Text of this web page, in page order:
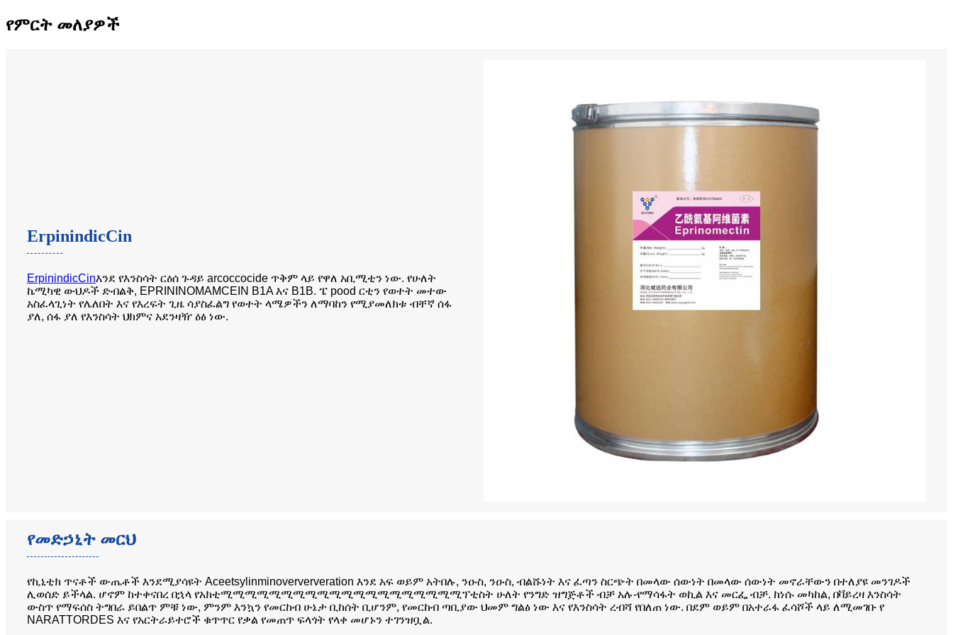
የምርት መለያዎች
ErpinindicCin
ErpinindicCinእንደ የእንስሳት ርዕሰ ጉዳይ arcoccocide ጥቅም ላይ የዋለ አቢሚቲን ነው. የሁለት
ኬሚካዊ ውህዶች ድብልቅ, EPRININOMAMCEIN B1A እና B1B. ፔ pood ርቲን የወተት መተው
አስፈላጊነት የሌለበት እና የእረፍት ጊዜ ሳያስፈልግ የወተት ላሜዎችን ለማባከን የሚያመለክቱ ብቸኛ ሰፋ
ያለ, ሰፋ ያለ የእንስሳት ህክምና አደንዛዥ ዕፅ ነው.
የመድኃኒት መርህ
የኪኒቲክ ጥናቶች ውጤቶች እንደሚያሳዩት Aceetsylinminoverververation እንደ አፍ ወይም አትበሉ, ንዑስ, ንዑስ, ብልሹነት እና ፈጣን ስርጭት በመላው ሰውነት በመላው ሰውነት መኖራቸውን በተለያዩ መንገዶች
ሊወሰድ ይችላል. ሆኖም ከተቀናበረ በኋላ የአክቲሚሚሚሚሚሚሚሚሚሚሚሚሚሚሚሚሚሚሚሚፕቲስት ሁለት የንግድ ዝግጅቶች ብቻ አሉ-የማሳፋት ወኪል እና መርፌ ብቻ. ከነሱ መካከል, በቫይረዛ እንስሳት
ውስጥ የማፍሰስ ትግበራ ይበልጥ ምቹ ነው, ምንም እንኳን የመርከብ ሁኔታ ቢከሰት ቢሆንም, የመርከብ ጣቢያው ህመም ግልፅ ነው እና የእንስሳት ረብሻ የበለጠ ነው. በደም ወይም በአተራፋ ፈሳሾች ላይ ለሚመገቡ የ
NARATTORDES እና የአርትራይተሮች ቁጥጥር የቃል የመጠጥ ፍላጎት የላቀ መሆኑን ተገንዝቧል.